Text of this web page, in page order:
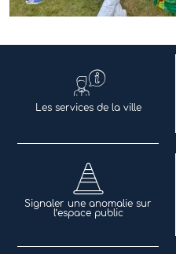
Les services de la ville
Signaler une anomalie sur
l’espace public